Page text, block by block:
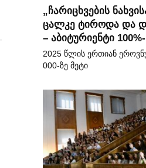
„ჩარიცხვების
ცალკე ტიროდა და
– აბიტურიენტი
2025 წლის ერთიან
000-ზე მეტი